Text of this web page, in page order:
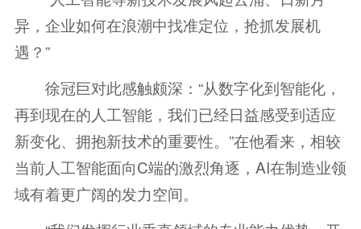
异，企业如何在浪潮中找准定位，抢抓发展机
遇？”
徐冠巨对此感触颇深：“从数字化到智能化，
再到现在的人工智能，我们已经日益感受到适应
新变化、拥抱新技术的重要性。”在他看来，相较
当前人工智能面向C端的激烈角逐，AI在制造业领
域有着更广阔的发力空间。